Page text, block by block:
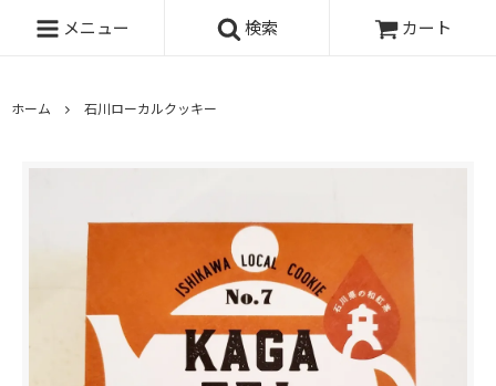
メニュー 検索 カート
ホーム 石川ローカルクッキー